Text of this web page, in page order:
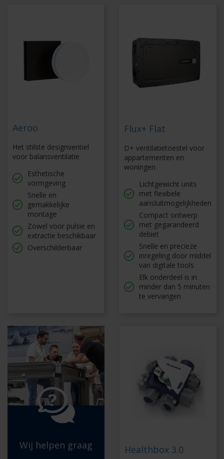
Aeroo
Het stilste designventiel
voor balansventilatie
Esthetische
vormgeving
Snelle en
gemakkelijke
montage
Zowel voor pulsie en
extractie beschikbaar
Overschilderbaar
Flux+ Flat
D+ ventilatietoestel voor
appartementen en
woningen
Lichtgewicht units
met flexibele
aansluitmogelijkheden
Compact ontwerp
met gegarandeerd
debiet
Snelle en precieze
inregeling door middel
van digitale tools
Elk onderdeel is in
minder dan 5 minuten
te vervangen
Wij helpen graag Healthbox 3.0